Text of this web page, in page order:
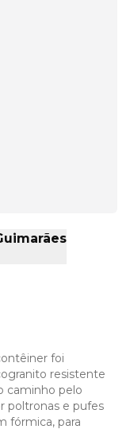
foi
resistente
caminho pelo
poltronas e pufes
fórmica, para